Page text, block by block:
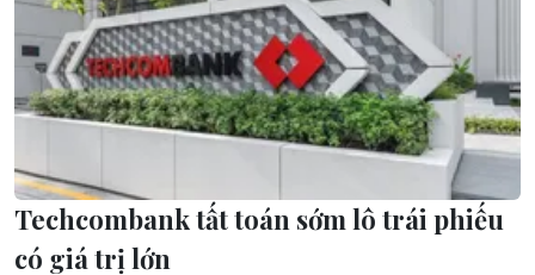
Techcombank tất toán sớm lô trái phiếu
có giá trị lớn